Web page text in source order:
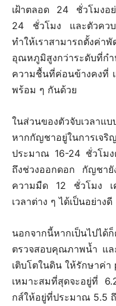
เฝ้าตลอด 24 ชั่วโมงอ
24 ชั่วโมง และตัวคว
ทำให้เราสามารถตั้งค่า
อุณหภูมิสูงกว่าระดับที่ก
ความชื้นที่ค่อนข้างคงที่
พร้อม ๆ กันด้วย
ในส่วนของตัวจับเวล
หากกัญชาอยู่ในการเจริ
ประมาณ 16-24 ชั่วโมง
ถึงช่วงออกดอก กัญชายั
ความมืด 12 ชั่วโมง เค
เวลาต่าง ๆ ได้เป็นอย่างดี
นอกจากนี้หากเป็นไปไ
ตรวจสอบคุณภาพน้ำ แล
เติบโตในดิน ให้รักษาค่า
เหมาะสมที่สุดจะอยู่ที่
กส์ให้อยู่ที่ประมาณ 5.5